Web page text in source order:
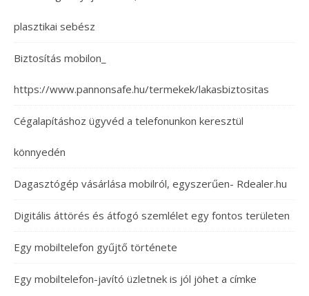
plasztikai sebész
Biztosítás mobilon_
https://www.pannonsafe.hu/termekek/lakasbiztositas
Cégalapításhoz ügyvéd a telefonunkon keresztül
könnyedén
Dagasztógép vásárlása mobilról, egyszerűen- Rdealer.hu
Digitális áttörés és átfogó szemlélet egy fontos területen
Egy mobiltelefon gyűjtő története
Egy mobiltelefon-javító üzletnek is jól jöhet a címke